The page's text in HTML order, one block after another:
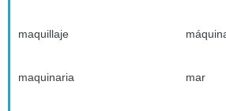
maquillaje
maquinaria mar